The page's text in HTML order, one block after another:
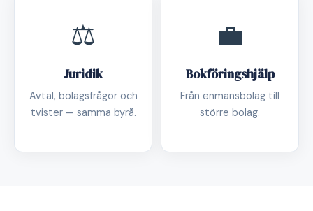
⚖️
Juridik
Avtal, bolagsfrågor och
tvister — samma byrå.
💼
Bokföringshjälp
Från enmansbolag till
större bolag.